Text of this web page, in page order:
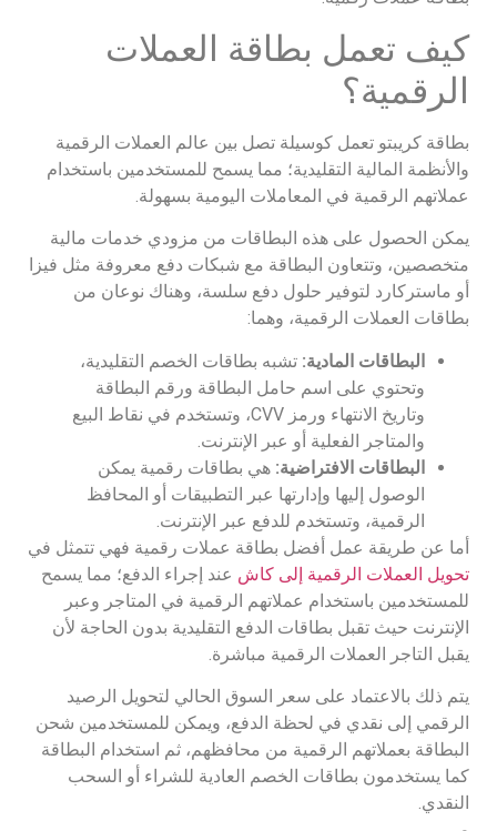
كيف تعمل بطاقة العملات
الرقمية؟
بطاقة كريبتو تعمل كوسيلة تصل بين عالم العملات الرقمية
والأنظمة المالية التقليدية؛ مما يسمح للمستخدمين باستخدام
عملاتهم الرقمية في المعاملات اليومية بسهولة.
يمكن الحصول على هذه البطاقات من مزودي خدمات مالية
متخصصين، وتتعاون البطاقة مع شبكات دفع معروفة مثل فيزا
أو ماستركارد لتوفير حلول دفع سلسة، وهناك نوعان من
بطاقات العملات الرقمية، وهما:
البطاقات المادية: تشبه بطاقات الخصم التقليدية،
وتحتوي على اسم حامل البطاقة ورقم البطاقة
وتاريخ الانتهاء ورمز CVV، وتستخدم في نقاط البيع
والمتاجر الفعلية أو عبر الإنترنت.
البطاقات الافتراضية: هي بطاقات رقمية يمكن
الوصول إليها وإدارتها عبر التطبيقات أو المحافظ
الرقمية، وتستخدم للدفع عبر الإنترنت.
أما عن طريقة عمل أفضل بطاقة عملات رقمية فهي تتمثل في
تحويل العملات الرقمية إلى كاش عند إجراء الدفع؛ مما يسمح
للمستخدمين باستخدام عملاتهم الرقمية في المتاجر وعبر
الإنترنت حيث تقبل بطاقات الدفع التقليدية بدون الحاجة لأن
يقبل التاجر العملات الرقمية مباشرة.
يتم ذلك بالاعتماد على سعر السوق الحالي لتحويل الرصيد
الرقمي إلى نقدي في لحظة الدفع، ويمكن للمستخدمين شحن
البطاقة بعملاتهم الرقمية من محافظهم، ثم استخدام البطاقة
كما يستخدمون بطاقات الخصم العادية للشراء أو السحب
النقدي.